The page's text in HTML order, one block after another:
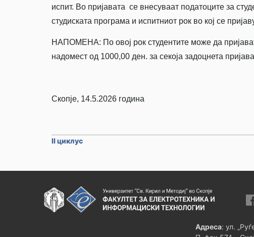
испит. Во пријавата се внесуваат податоците за
студиската програма и испитниот рок во кој се
НАПОМЕНА: По овој рок студентите може да
надомест од 1000,00 ден. за секоја задоцнета
Скопје, 14.5.2026 година
II циклус
Адреса: ул.